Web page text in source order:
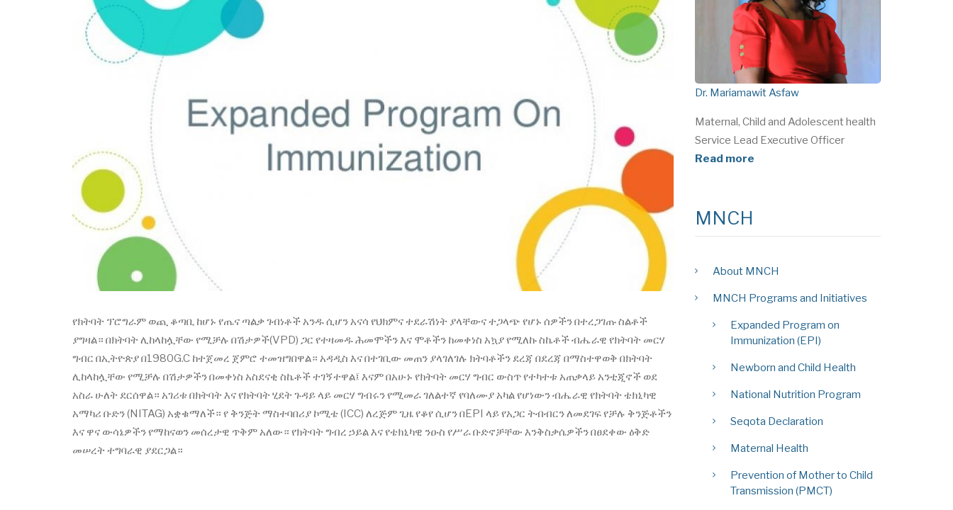
የክትባት ፕሮግራም ወጪ ቆጣቢ ከሆኑ የጤና ጣልቃ ገብነቶች አንዱ ሲሆን አናሳ የህክምና ተደራሽነት ያላቸውና ተጋላጭ የሆኑ ሰዎችን በተረጋገጡ ስልቶች
ያግዛል። በክትባት ሊከላከሏቸው የሚቻሉ በሽታዎች(VPD) ጋር የተዛመዱ ሕመሞችን እና ሞቶችን ከመቀነስ አኳያ የሚለኩ ስኬቶች ብሔራዊ የክትባት መርሃ
ግብር በኢትዮጵያ በ1980G.C ከተጀመረ ጀምሮ ተመዝግበዋል። አዳዲስ እና በተገቢው መጠን ያላገለገሉ ክትባቶችን ደረጃ በደረጃ በማስተዋወቅ በክትባት
ሊከላከሏቸው የሚቻሉ በሽታዎችን በመቀነስ አስደናቂ ስኬቶች ተገኝተዋል፤ እናም በአሁኑ የክትባት መርሃ ግብር ውስጥ የተካተቱ አጠቃላይ አንቲጂኖች ወደ
አስራ ሁለት ደርሰዋል። አገሪቱ በክትባት እና የክትባት ሂደት ጉዳይ ላይ መርሃ ግብሩን የሚመራ ገለልተኛ የባለሙያ አካል የሆነውን ብሔራዊ የክትባት ቴክኒካዊ
አማካሪ ቡድን (NITAG) አቋቁማለች። የ ቅንጅት ማስተባበሪያ ኮሚቴ (ICC) ለረጅም ጊዜ የቆየ ሲሆን በEPI ላይ የአጋር ትብብርን ለመደገፍ የቻሉ ቅንጅቶችን
እና ዋና ውሳኔዎችን የማከናወን መሰረታዊ ጥቅም አለው። የክትባት ግብረ ኃይል እና የቴክኒካዊ ንዑስ የሥራ ቡድኖቻቸው እንቅስቃሴዎችን በፀደቀው ዕቅድ
መሠረት ተግባራዊ ያደርጋል።
Dr. Mariamawit Asfaw
Maternal, Child and Adolescent health
Service Lead Executive Officer
Read more
MNCH
About MNCH
MNCH Programs and Initiatives
Expanded Program on
Immunization (EPI)
Newborn and Child Health
National Nutrition Program
Seqota Declaration
Maternal Health
Prevention of Mother to Child
Transmission (PMCT)